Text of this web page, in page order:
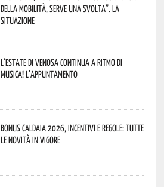
della mobilità, serve una svolta”. La
situazione
L’estate di Venosa continua a ritmo di
musica! L’appuntamento
Bonus caldaia 2026, incentivi e regole: tutte
le novità in vigore